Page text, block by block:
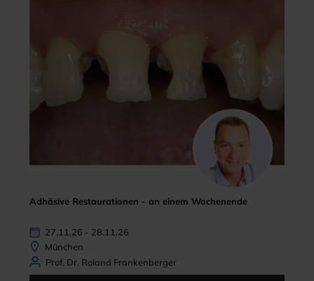
Adhäsive Restaurationen - an einem Wochenende
27.11.26 - 28.11.26
München
Prof. Dr. Roland Frankenberger